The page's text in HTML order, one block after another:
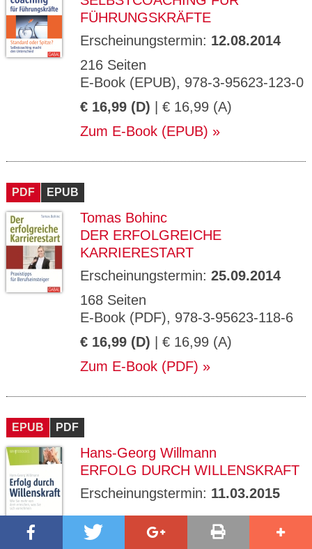
FÜHRUNGSKRÄFTE
Erscheinungstermin: 12.08.2014
216 Seiten
E-Book (EPUB), 978-3-95623-123-0
€ 16,99 (D) | € 16,99 (A)
Zum E-Book (EPUB)
PDF EPUB
Tomas Bohinc
DER ERFOLGREICHE
KARRIERESTART
Erscheinungstermin: 25.09.2014
168 Seiten
E-Book (PDF), 978-3-95623-118-6
€ 16,99 (D) | € 16,99 (A)
Zum E-Book (PDF)
EPUB PDF
Hans-Georg Willmann
ERFOLG DURCH WILLENSKRAFT
Erscheinungstermin: 11.03.2015
E-Book (EPUB), 978-3-95623-184-1